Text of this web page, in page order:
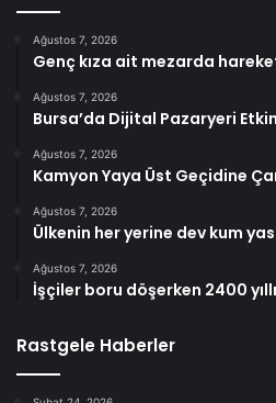
Ağustos 7, 2026
Genç kıza ait mezarda
Ağustos 7, 2026
Bursa’da Dijital Pazaryeri
Ağustos 7, 2026
Kamyon Yaya Üst Geçidine
Ağustos 7, 2026
Ülkenin her yerine dev kum
Ağustos 7, 2026
İşçiler boru döşerken 2400
Rastgele Haberler